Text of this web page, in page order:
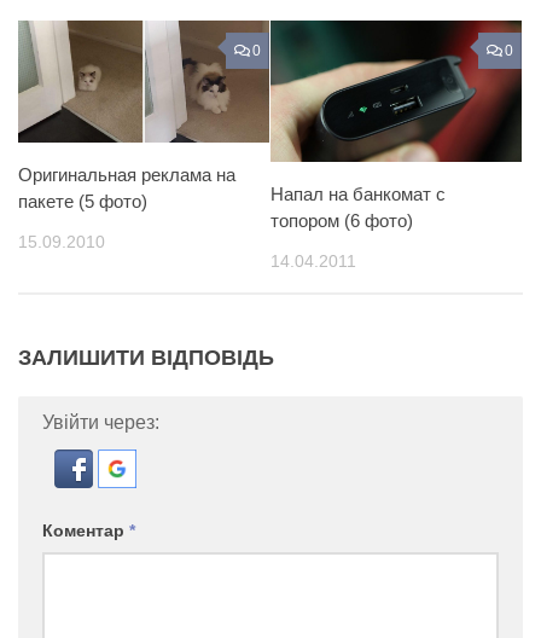
0
Оригинальная реклама на
пакете (5 фото)
15.09.2010
0
Напал на банкомат с
топором (6 фото)
14.04.2011
ЗАЛИШИТИ ВІДПОВІДЬ
Увійти через:
Коментар *